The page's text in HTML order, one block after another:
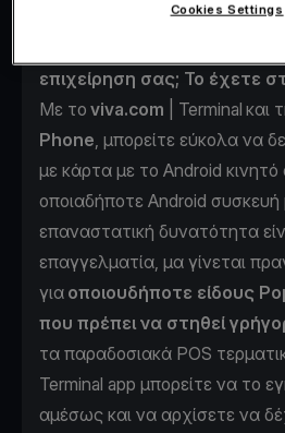
επιχείρηση σας; Το έχετε
Με το viva.com | Terminal και
Phone, μπορείτε εύκολα να
με κάρτα με το Android
οποιαδήποτε Android
επαναστατική δυνατότητα
επαγγελματία, μα γίνεται
για οποιουδήποτε είδους
που πρέπει να στηθεί
τα παραδοσιακά POS
Terminal app μπορείτε να το
αμέσως και να αρχίσετε να
Cookies Settings